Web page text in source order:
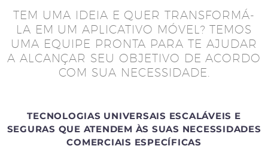
TEM UMA IDEIA E QUER TRANSFORMÁ-
LA EM UM APLICATIVO MÓVEL? TEMOS
UMA EQUIPE PRONTA PARA TE AJUDAR
A ALCANÇAR SEU OBJETIVO DE ACORDO
COM SUA NECESSIDADE.
TECNOLOGIAS UNIVERSAIS ESCALÁVEIS E
SEGURAS QUE ATENDEM ÀS SUAS NECESSIDADES
COMERCIAIS ESPECÍFICAS